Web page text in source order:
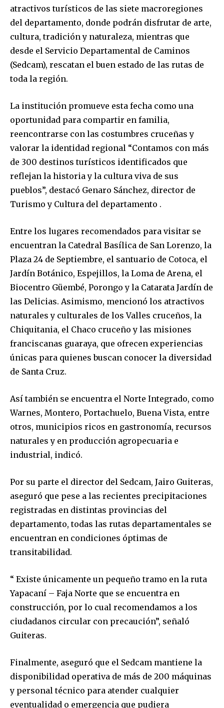
Join our community of
conversation.
To subscribe, simply enter your email address on our website
or click the subscribe button below. Don't worry, we respect
your privacy and won't spam your inbox. Your information is
safe with us.
SUBSCRIBE
atractivos turísticos de las siete macroregiones
del departamento, donde podrán disfrutar de arte,
cultura, tradición y naturaleza, mientras que
desde el Servicio Departamental de Caminos
(Sedcam), rescatan el buen estado de las rutas de
toda la región.
La institución promueve esta fecha como una
oportunidad para compartir en familia,
reencontrarse con las costumbres cruceñas y
valorar la identidad regional “Contamos con más
de 300 destinos turísticos identificados que
reflejan la historia y la cultura viva de sus
pueblos”, destacó Genaro Sánchez, director de
Turismo y Cultura del departamento .
Entre los lugares recomendados para visitar se
encuentran la Catedral Basílica de San Lorenzo, la
Plaza 24 de Septiembre, el santuario de Cotoca, el
Jardín Botánico, Espejillos, la Loma de Arena, el
Biocentro Güembé, Porongo y la Catarata Jardín de
las Delicias. Asimismo, mencionó los atractivos
naturales y culturales de los Valles cruceños, la
Chiquitania, el Chaco cruceño y las misiones
franciscanas guaraya, que ofrecen experiencias
únicas para quienes buscan conocer la diversidad
de Santa Cruz.
Así también se encuentra el Norte Integrado, como
Warnes, Montero, Portachuelo, Buena Vista, entre
otros, municipios ricos en gastronomía, recursos
naturales y en producción agropecuaria e
industrial, indicó.
Por su parte el director del Sedcam, Jairo Guiteras,
aseguró que pese a las recientes precipitaciones
registradas en distintas provincias del
departamento, todas las rutas departamentales se
encuentran en condiciones óptimas de
transitabilidad.
“ Existe únicamente un pequeño tramo en la ruta
Yapacaní – Faja Norte que se encuentra en
construcción, por lo cual recomendamos a los
ciudadanos circular con precaución”, señaló
Guiteras.
Finalmente, aseguró que el Sedcam mantiene la
disponibilidad operativa de más de 200 máquinas
y personal técnico para atender cualquier
eventualidad o emergencia que pudiera